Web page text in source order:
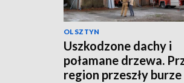
OLSZTYN
Uszkodzone dachy i
połamane drzewa.
region przeszły burze